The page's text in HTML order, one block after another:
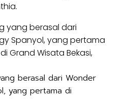
berasal dari Wonder
yang pertama di